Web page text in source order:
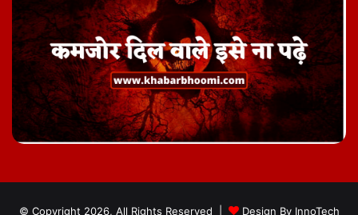
© Copyright 2026, All Rights Reserved | Design By InnoTech